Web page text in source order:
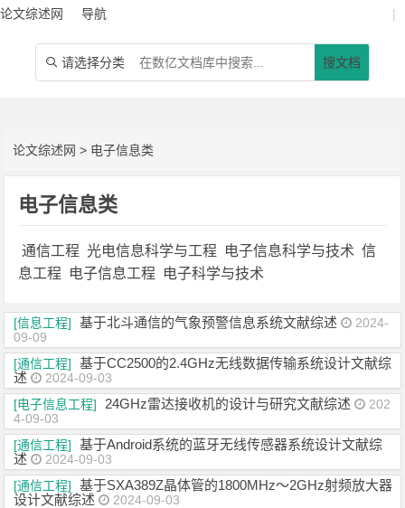
论文综述网 导航 |
 请选择分类 搜文档
论文综述网 > 电子信息类
电子信息类
通信工程 光电信息科学与工程 电子信息科学与技术 信
息工程
电子信息工程 电子科学与技术
[信息工程] 基于北斗通信的气象预警信息系统文献综述
2024-
09-09
[通信工程]
基于CC2500的2.4GHz无线数据传输系统设计文献综
述
2024-09-03
[电子信息工程]
24GHz雷达接收机的设计与研究文献综述
202
4-09-03
[通信工程]
基于Android系统的蓝牙无线传感器系统设计文献综
述
2024-09-03
[通信工程]
基于SXA389Z晶体管的1800MHz～2GHz射频放大器
设计文献综述
2024-09-03